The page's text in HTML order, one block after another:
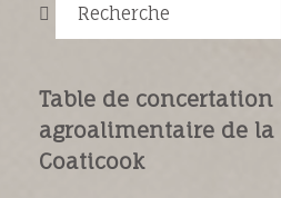
Recherche
Table de concertation
agroalimentaire de la
Coaticook